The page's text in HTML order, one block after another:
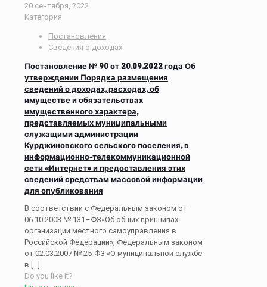
20 сентября, 2022
Категория
Постановления
Сведения о доходах
Постановление № 90 от 20.09.2022 года Об
утверждении Порядка размещения
сведений о доходах, расходах, об
имуществе и обязательствах
имущественного характера,
представляемых муниципальными
служащими администрации
Курджиновского сельского поселения, в
информационно-телекоммуникационной
сети «Интернет» и предоставления этих
сведений средствам массовой информации
для опубликования
В соответствии с Федеральным законом от
06.10.2003 № 131–ФЗ«Об общих принципах
организации местного самоуправления в
Российской Федерации», Федеральным законом
от 02.03.2007 № 25-ФЗ «О муниципальной службе
в […]
Do you like it?